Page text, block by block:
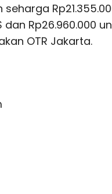
Rp26.960.000
OTR Jakarta.